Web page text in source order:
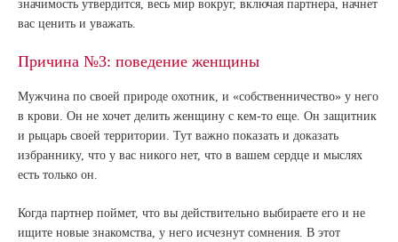
значимость утвердится, весь мир вокруг, включая партнера, начнет
вас ценить и уважать.
Причина №3: поведение женщины
Мужчина по своей природе охотник, и «собственничество» у него
в крови. Он не хочет делить женщину с кем-то еще. Он защитник
и рыцарь своей территории. Тут важно показать и доказать
избраннику, что у вас никого нет, что в вашем сердце и мыслях
есть только он.
Когда партнер поймет, что вы действительно выбираете его и не
ищите новые знакомства, у него исчезнут сомнения. В этот